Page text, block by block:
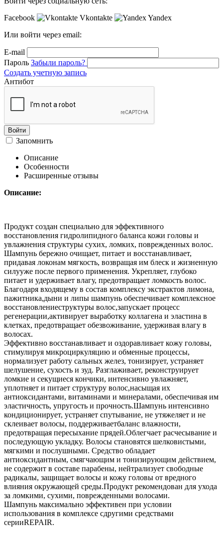
Facebook
Vkontakte
Yandex
Или войти через email:
E-mail
Пароль Забыли пароль?
Создать учетную запись
Антибот
Войти
Запомнить
Описание
Особенности
Расширенные отзывы
Описание:
Продукт создан специально для эффективного
восстановления гидролипидного баланса кожи головы и
увлажнения структуры сухих, ломких, поврежденных волос.
Шампунь бережно очищает, питает и восстанавливает,
придавая локонам мягкость, возвращая им блеск и жизненную
силууже после первого применения. Укрепляет, глубоко
питает и удерживает влагу, предотвращает ломкость волос.
Благодаря входящему в состав комплексу экстрактов лимона,
пажитника,дыни и липы шампунь обеспечивает комплексное
восстановлениеструктуры волос,запускает процесс
регенерации,активирует выработку коллагена и эластина в
клетках, предотвращает обезвоживание, удерживая влагу в
волосах.
Эффективно восстанавливает и оздоравливает кожу головы,
стимулируя микроциркуляцию и обменные процессы,
нормализует работу сальных желез, тонизирует, устраняет
шелушение, сухость и зуд. Разглаживает, реконструирует
ломкие и секущиеся кончики, интенсивно увлажняет,
уплотняет и питает структуру волос,насыщая их
антиоксидантами, витаминами и минералами, обеспечивая им
эластичность, упругость и прочность.Шампунь интенсивно
кондиционирует, устраняет спутывание, не утяжеляет и не
склеивает волосы, поддерживаетбаланс влажности,
предотвращая пересыхание прядей.Облегчает расчесывание и
последующую укладку. Волосы становятся шелковистыми,
мягкими и послушными. Средство обладает
антиоксидантным, смягчающим и тонизирующим действием,
не содержит в составе парабены, нейтрализует свободные
радикалы, защищает волосы и кожу головы от вредного
влияния окружающей среды.Продукт рекомендован для ухода
за ломкими, сухими, поврежденными волосами.
Шампунь максимально эффективен при условии
использования в комплексе сдругими средствами
серииREPAIR.